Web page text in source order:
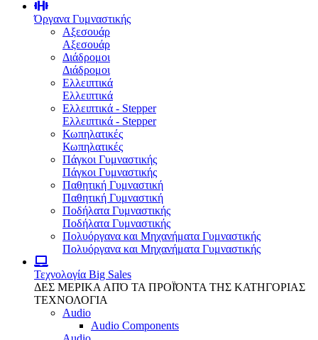
Όργανα Γυμναστικής
Αξεσουάρ
Αξεσουάρ
Διάδρομοι
Διάδρομοι
Ελλειπτικά
Ελλειπτικά
Ελλειπτικά - Stepper
Ελλειπτικά - Stepper
Κωπηλατικές
Κωπηλατικές
Πάγκοι Γυμναστικής
Πάγκοι Γυμναστικής
Παθητική Γυμναστική
Παθητική Γυμναστική
Ποδήλατα Γυμναστικής
Ποδήλατα Γυμναστικής
Πολυόργανα και Μηχανήματα Γυμναστικής
Πολυόργανα και Μηχανήματα Γυμναστικής
Τεχνολογία Big Sales
ΔΕΣ ΜΕΡΙΚΑ ΑΠΌ ΤΑ ΠΡΟΪΌΝΤΑ ΤΗΣ ΚΑΤΗΓΟΡΙΑΣ
ΤΕΧΝΟΛΟΓΙΑ
Audio
Audio Components